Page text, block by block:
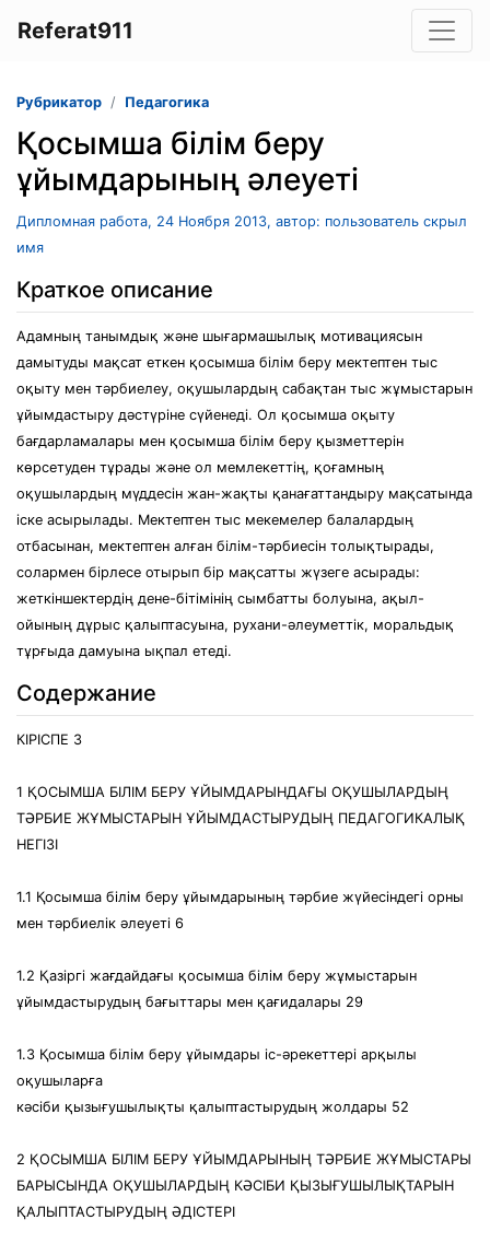
Referat911
Рубрикатор Педагогика
Қосымша білім беру
ұйымдарының әлеуеті
Дипломная работа, 24 Ноября 2013, автор: пользователь скрыл
имя
Краткое описание
Адамның танымдық және шығармашылық мотивациясын
дамытуды мақсат еткен қосымша білім беру мектептен тыс
оқыту мен тәрбиелеу, оқушылардың сабақтан тыс жұмыстарын
ұйымдастыру дәстүріне сүйенеді. Ол қосымша оқыту
бағдарламалары мен қосымша білім беру қызметтерін
көрсетуден тұрады және ол мемлекеттің, қоғамның
оқушылардың мүддесін жан-жақты қанағаттандыру мақсатында
іске асырылады. Мектептен тыс мекемелер балалардың
отбасынан, мектептен алған білім-тәрбиесін толықтырады,
солармен бірлесе отырып бір мақсатты жүзеге асырады:
жеткіншектердің дене-бітімінің сымбатты болуына, ақыл-
ойының дұрыс қалыптасуына, рухани-әлеуметтік, моральдық
тұрғыда дамуына ықпал етеді.
Содержание
КІРІСПЕ 3
1 ҚОСЫМША БІЛІМ БЕРУ ҰЙЫМДАРЫНДАҒЫ ОҚУШЫЛАРДЫҢ
ТӘРБИЕ ЖҰМЫСТАРЫН ҰЙЫМДАСТЫРУДЫҢ ПЕДАГОГИКАЛЫҚ
НЕГІЗІ
1.1 Қосымша білім беру ұйымдарының тәрбие жүйесіндегі орны
мен тәрбиелік әлеуеті 6
1.2 Қазіргі жағдайдағы қосымша білім беру жұмыстарын
ұйымдастырудың бағыттары мен қағидалары 29
1.3 Қосымша білім беру ұйымдары іс-әрекеттері арқылы
оқушыларға
кәсіби қызығушылықты қалыптастырудың жолдары 52
2 ҚОСЫМША БІЛІМ БЕРУ ҰЙЫМДАРЫНЫҢ ТӘРБИЕ ЖҰМЫСТАРЫ
БАРЫСЫНДА ОҚУШЫЛАРДЫҢ КӘСІБИ ҚЫЗЫҒУШЫЛЫҚТАРЫН
ҚАЛЫПТАСТЫРУДЫҢ ӘДІСТЕРІ